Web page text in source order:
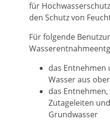
für
den Schutz von
Für folgende
das Entnehmen
Wasser aus
das
Zutageleiten
Grundwasser